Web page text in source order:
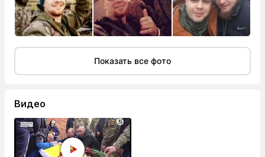
Показать все фото
Видео